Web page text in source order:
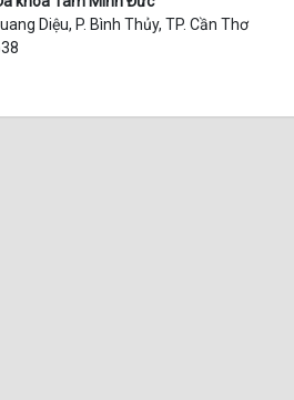
Diệu, P. Bình Thủy, TP. Cần Thơ